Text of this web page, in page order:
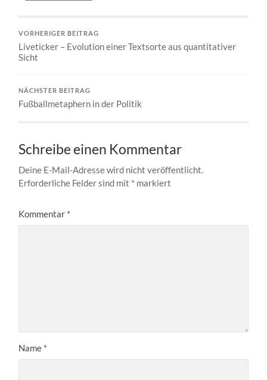
VORHERIGER BEITRAG
Liveticker – Evolution einer Textsorte aus quantitativer
Sicht
NÄCHSTER BEITRAG
Fußballmetaphern in der Politik
Schreibe einen Kommentar
Deine E-Mail-Adresse wird nicht veröffentlicht.
Erforderliche Felder sind mit * markiert
Kommentar *
Name *